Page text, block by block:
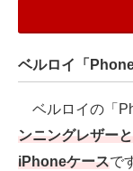
ベルロイ「
ベルロイの「
ンニングレザー
iPhoneケースで